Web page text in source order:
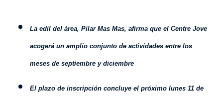
La edil del área, Pilar Mas Mas, afirma que el Centre Jove
acogerá un amplio conjunto de actividades entre los
meses de septiembre y diciembre
El plazo de inscripción concluye el próximo lunes 11 de